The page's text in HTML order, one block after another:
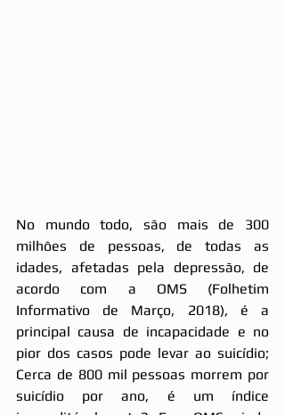
No mundo todo, são mais de 300
milhões de pessoas, de todas as
idades, afetadas pela depressão, de
acordo com a OMS (Folhetim
Informativo de Março, 2018), é a
principal causa de incapacidade e no
pior dos casos pode levar ao suicídio;
Cerca de 800 mil pessoas morrem por
suicídio por ano, é um índice